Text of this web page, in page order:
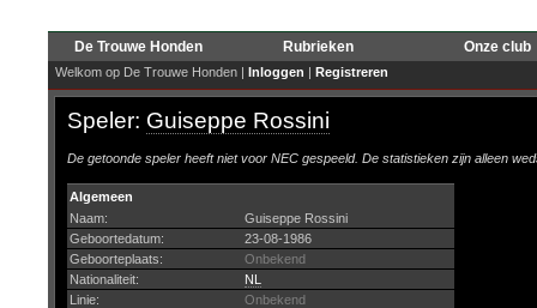
De Trouwe Honden Rubrieken Onze club
Welkom op De Trouwe Honden | Inloggen | Registreren
Speler: Guiseppe Rossini
De getoonde speler heeft niet voor NEC gespeeld. De statistieken zijn alleen
Algemeen
Naam:
Guiseppe Rossini
Geboortedatum:
23-08-1986
Geboorteplaats:
Onbekend
Nationaliteit:
NL
Linie:
Onbekend